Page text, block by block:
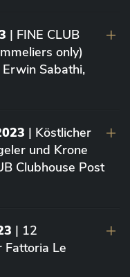
| FINE CLUB
only)
Sabathi,
| Köstlicher
und Krone
Clubhouse Post
| 12
Fattoria Le